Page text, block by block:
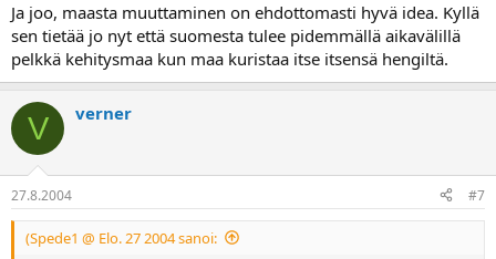
Ja joo, maasta muuttaminen on ehdottomasti hyvä idea. Kyllä
sen tietää jo nyt että suomesta tulee pidemmällä aikavälillä
pelkkä kehitysmaa kun maa kuristaa itse itsensä hengiltä.
V verner
27.8.2004 #7
(Spede1 @ Elo. 27 2004 sanoi: